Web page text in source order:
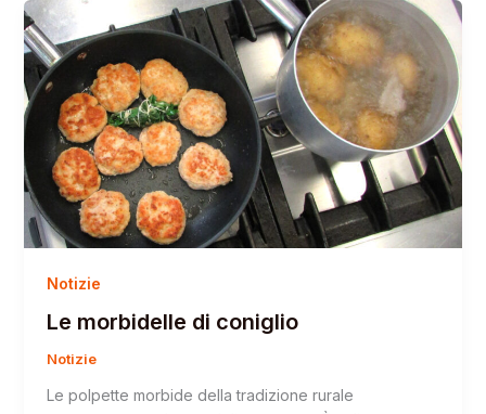
Notizie
Le morbidelle di coniglio
Notizie
Le polpette morbide della tradizione rurale